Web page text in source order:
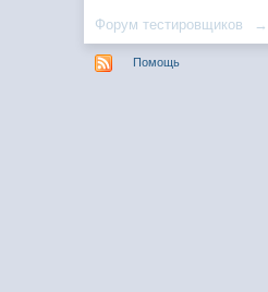
Форум тестировщиков →
Помощь